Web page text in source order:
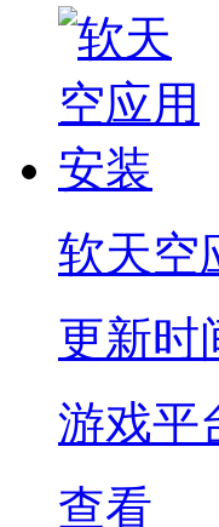
软天空
更新时
游戏平
查看